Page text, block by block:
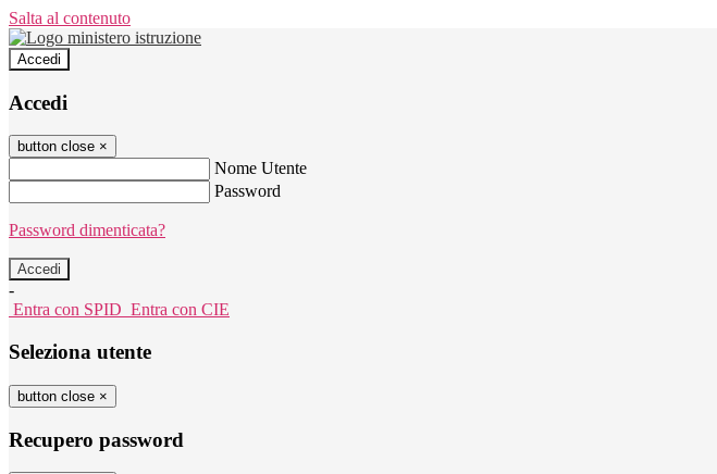
Salta al contenuto
Accedi
Accedi
button close ×
Nome Utente
Password
Password dimenticata?
-
Entra con SPID Entra con CIE
Seleziona utente
button close ×
Recupero password